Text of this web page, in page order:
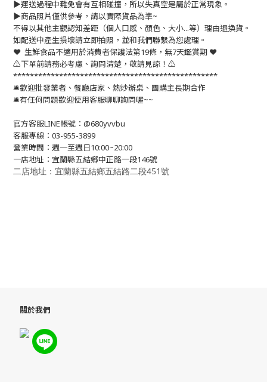
▶️運送過程中難免會有互相碰撞，所以失真空是屬於正常現象。
▶️商品照片僅供參考，請以實際貨品為準~
不得以其他主觀認知差距（個人口感、顏色、大小...等）理由退換貨。
如配送中產生損壞請立即拍照，並和我們聯繫為您處理。
❤️ 生鮮食品不適用於消費者保護法第19條，無7天鑑賞期 ❤️
⚠️下單前請務必考慮、詢問清楚，敬請見諒！⚠️
*************************************************
🛎歡迎批發業者、餐廳店家、熱炒辦桌、團購主長期合作
🛎有任何問題歡迎使用客服聊聊詢問喔~~
官方客服LINE帳號：@680yvvbu
客服專線：03-955-3899
營業時間：週一至週日10:00~20:00
一店地址：宜蘭縣五結鄉中正路一段146號
二店地址：宜蘭縣五結鄉五結路二段451號
關於我們